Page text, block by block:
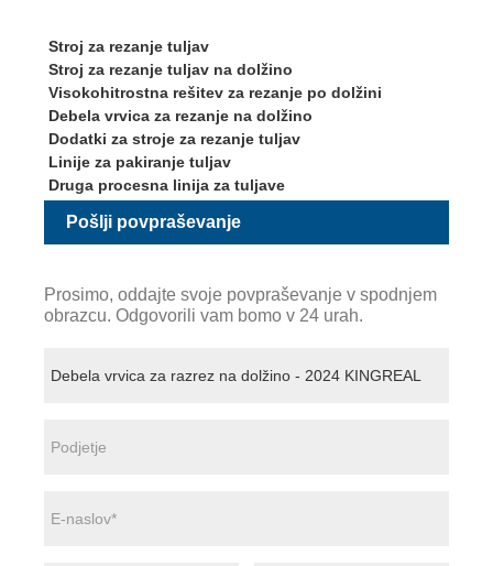
Stroj za rezanje tuljav
Stroj za rezanje tuljav na dolžino
Visokohitrostna rešitev za rezanje po dolžini
Debela vrvica za rezanje na dolžino
Dodatki za stroje za rezanje tuljav
Linije za pakiranje tuljav
Druga procesna linija za tuljave
Pošlji povpraševanje
Prosimo, oddajte svoje povpraševanje v spodnjem
obrazcu. Odgovorili vam bomo v 24 urah.